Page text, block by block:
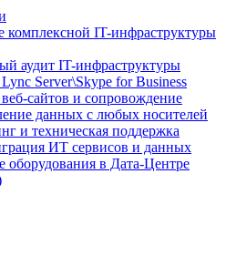
комплексной IT-инфраструктуры
аудит IT-инфраструктуры
Server\Skype for Business
веб-сайтов и сопровождение
данных с любых носителей
и техническая поддержка
ИТ сервисов и данных
оборудования в Дата-Центре